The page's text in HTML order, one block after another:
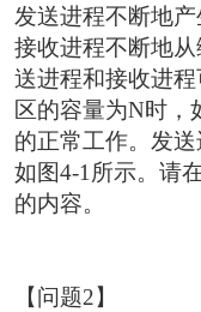
发送进程不断地产
接收进程不断地
送进程和接收进
区的容量为N时
的正常工作。发
如图4-1所示。请
的内容。
【问题2】